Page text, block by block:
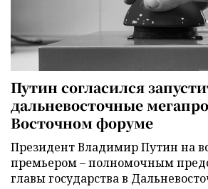
Путин согласился
дальневосточные
Восточном форуме
Президент Владимир Путин на
премьером – полномочным
главы государства в